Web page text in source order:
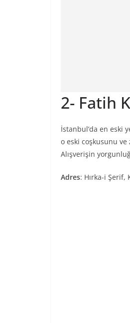
2- Fatih
İstanbul’da en eski
o eski coşkusunu ve
Alışverişin
Adres: Hırka-i Şerif,